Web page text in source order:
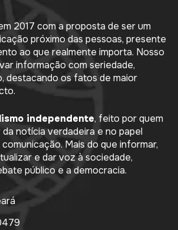
2017 com a proposta de ser um
próximo das pessoas, presente
ao que realmente importa. Nosso
informação com seriedade,
destacando os fatos de maior
independente, feito por quem
notícia verdadeira e no papel
Mais do que informar,
e dar voz à sociedade,
público e a democracia.